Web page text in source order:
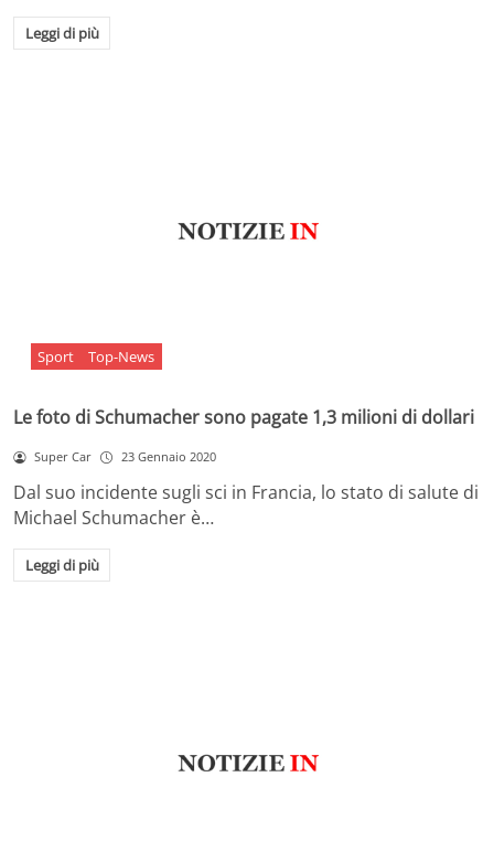
Leggi di più
Sport Top-News
Le foto di Schumacher sono pagate 1,3 milioni di dollari
Super Car 23 Gennaio 2020
Dal suo incidente sugli sci in Francia, lo stato di salute di
Michael Schumacher è…
Leggi di più